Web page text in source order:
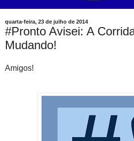
quarta-feira, 23 de julho de 2014
#Pronto Avisei: A
Mudando!
Amigos!